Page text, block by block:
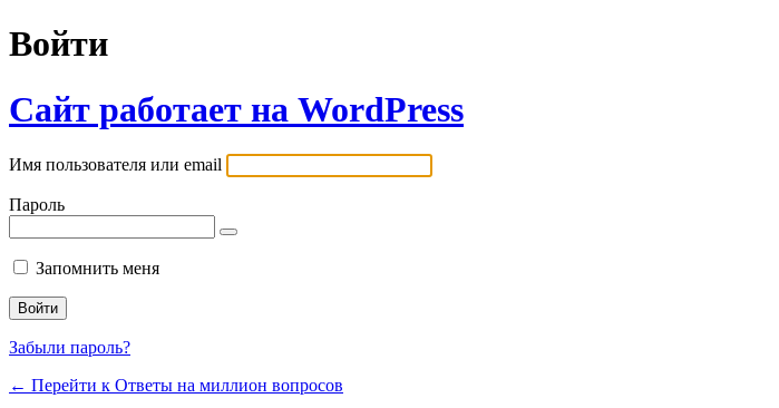
Войти
Сайт работает на WordPress
Имя пользователя или email
Пароль
Запомнить меня
Забыли пароль?
← Перейти к Ответы на миллион вопросов